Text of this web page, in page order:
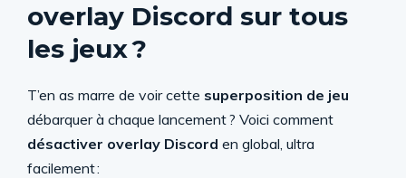
overlay Discord sur tous
les jeux ?
T’en as marre de voir cette superposition de jeu
débarquer à chaque lancement ? Voici comment
désactiver overlay Discord en global, ultra
facilement :